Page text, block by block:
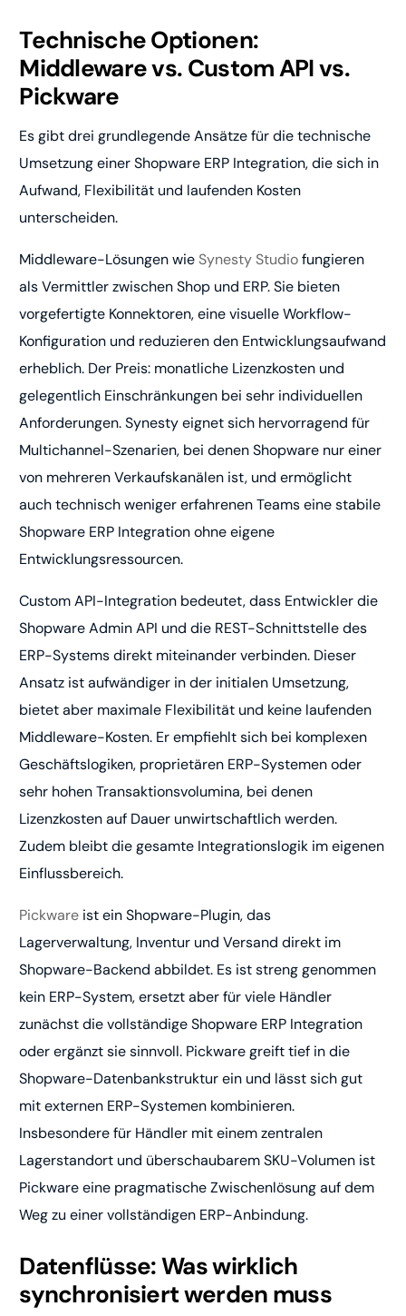
Technische Optionen:
Middleware vs. Custom API vs.
Pickware
Es gibt drei grundlegende Ansätze für die technische
Umsetzung einer Shopware ERP Integration, die sich in
Aufwand, Flexibilität und laufenden Kosten
unterscheiden.
Middleware-Lösungen wieSynesty Studiofungieren
als Vermittler zwischen Shop und ERP. Sie bieten
vorgefertigte Konnektoren, eine visuelle Workflow-
Konfiguration und reduzieren den Entwicklungsaufwand
erheblich. Der Preis: monatliche Lizenzkosten und
gelegentlich Einschränkungen bei sehr individuellen
Anforderungen. Synesty eignet sich hervorragend für
Multichannel-Szenarien, bei denen Shopware nur einer
von mehreren Verkaufskanälen ist, und ermöglicht
auch technisch weniger erfahrenen Teams eine stabile
Shopware ERP Integration ohne eigene
Entwicklungsressourcen.
Custom API-Integration bedeutet, dass Entwickler die
Shopware Admin API und die REST-Schnittstelle des
ERP-Systems direkt miteinander verbinden. Dieser
Ansatz ist aufwändiger in der initialen Umsetzung,
bietet aber maximale Flexibilität und keine laufenden
Middleware-Kosten. Er empfiehlt sich bei komplexen
Geschäftslogiken, proprietären ERP-Systemen oder
sehr hohen Transaktionsvolumina, bei denen
Lizenzkosten auf Dauer unwirtschaftlich werden.
Zudem bleibt die gesamte Integrationslogik im eigenen
Einflussbereich.
Pickware ist ein Shopware-Plugin, das
Lagerverwaltung, Inventur und Versand direkt im
Shopware-Backend abbildet. Es ist streng genommen
kein ERP-System, ersetzt aber für viele Händler
zunächst die vollständige Shopware ERP Integration
oder ergänzt sie sinnvoll. Pickware greift tief in die
Shopware-Datenbankstruktur ein und lässt sich gut
mit externen ERP-Systemen kombinieren.
Insbesondere für Händler mit einem zentralen
Lagerstandort und überschaubarem SKU-Volumen ist
Pickware eine pragmatische Zwischenlösung auf dem
Weg zu einer vollständigen ERP-Anbindung.
Datenflüsse: Was wirklich
synchronisiert werden muss